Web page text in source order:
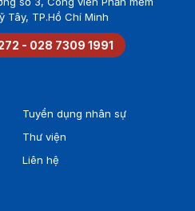
Tây, TP.Hồ Chí Minh
- 028 7309 1991
Tuyển dụng nhân sự
Thư viện
Liên hệ